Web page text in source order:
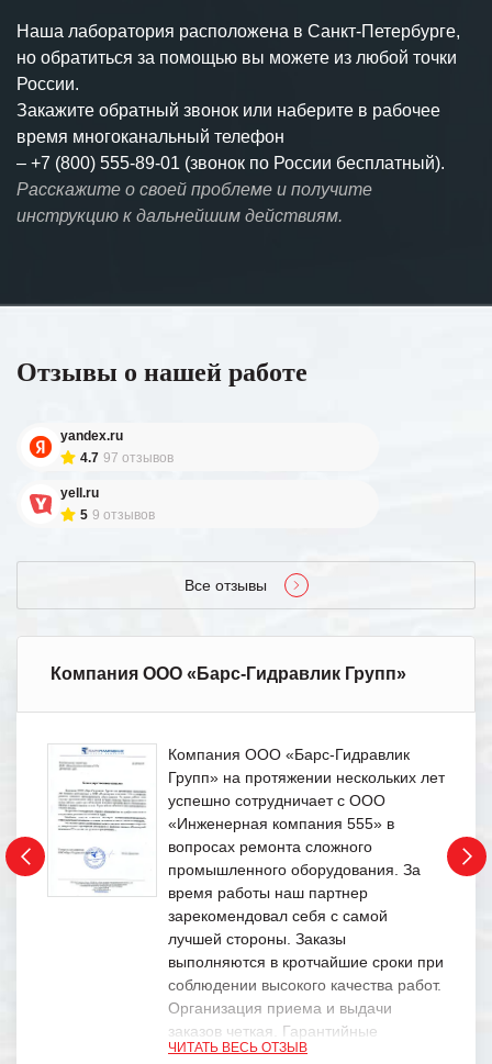
Наша лаборатория расположена в Санкт-Петербурге,
но обратиться за помощью вы можете из любой точки
России.
Закажите обратный звонок или наберите в рабочее
время многоканальный телефон
– +7 (800) 555-89-01 (звонок по России бесплатный).
Расскажите о своей проблеме и получите
инструкцию к дальнейшим действиям.
Отзывы о нашей работе
yandex.ru
4.7 97 отзывов
yell.ru
5 9 отзывов
Все отзывы
Компания ООО «Барс-Гидравлик Групп»
Компания ООО «Барс-Гидравлик
Групп» на протяжении нескольких лет
успешно сотрудничает с ООО
«Инженерная компания 555» в
вопросах ремонта сложного
промышленного оборудования. За
время работы наш партнер
зарекомендовал себя с самой
лучшей стороны. Заказы
выполняются в кротчайшие сроки при
соблюдении высокого качества работ.
Организация приема и выдачи
заказов четкая. Гарантийные
обязательства выполняются в
ЧИТАТЬ ВЕСЬ ОТЗЫВ